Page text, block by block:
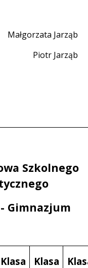
Małgorzata Jarząb
Piotr Jarząb
Szkolnego
Gimnazjum
Klasa
Klasa